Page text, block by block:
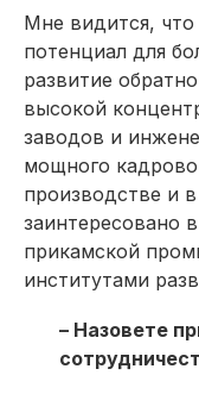
Мне видится, что
потенциал для
развитие
высокой
заводов и
мощного
производстве и
заинтересовано
прикамской
институтами
– Назовете